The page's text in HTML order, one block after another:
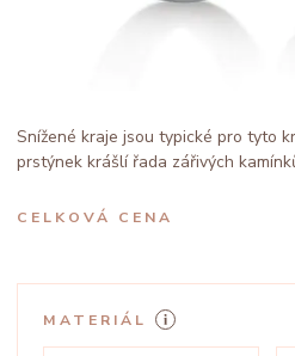
Snížené kraje jsou typické pro tyto
prstýnek krášlí řada zářivých
CELKOVÁ CENA
MATERIÁL